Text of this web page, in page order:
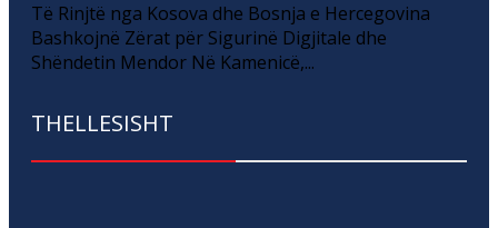
Të Rinjtë nga Kosova dhe Bosnja e Hercegovina
Bashkojnë Zërat për Sigurinë Digjitale dhe
Shëndetin Mendor Në Kamenicë,...
THELLESISHT